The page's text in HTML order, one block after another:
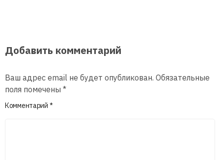
Добавить комментарий
Ваш адрес email не будет опубликован. Обязательные
поля помечены *
Комментарий *